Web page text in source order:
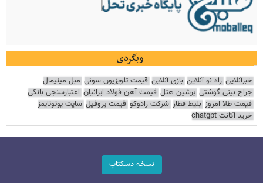
وبگردی
خبرآنلاین راه نو آنلاین بازی آنلاین قیمت تلویزیون سونی مبل مینیمال
جراح بینی گوشتی پرشین هتل قیمت آهن فولاد ایرانیان اعتبارسنجی بانکی
قیمت طلا امروز بلیط قطار شرکت رادوکو قیمت پروفیل سایت یوتوتایمز
خرید اکانت chatgpt
نسخه دسکتاپ